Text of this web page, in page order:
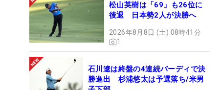
さらに会場となった戸塚CCからは、ゴルフウェアを
冷やすスプレーがマスター室前に準備されていた。
太陽の日差しが強いコースに出ていく前に冷やす選
手の姿が多く見受けられた。
もちろん、“何かが起こってしまった時”の準備にも
松山英樹は「69」も26位に
後退 日本勢2人が決勝へ
2026年8月8日 (土) 08時41分
1
石川遼は終盤の4連続バーディで決
勝進出 杉浦悠太は予選落ち/米男